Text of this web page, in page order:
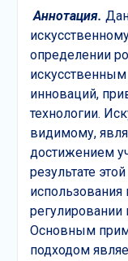
Аннотация.
определении
инноваций,
технологии.
видимому,
достижением
результате
регулировании
Основным
подходом